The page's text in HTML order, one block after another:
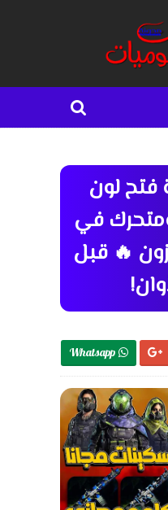
فتح لون
في
🔥 قبل
Whatsapp 